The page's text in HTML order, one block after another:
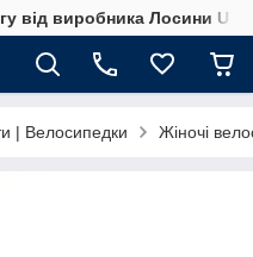
від виробника Лосини UA
| Велосипедки Жіночі